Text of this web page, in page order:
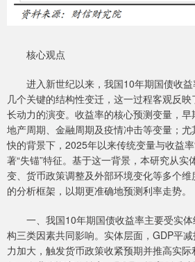
核心观点
进入新世纪以来，我国10年期国债收益
几个关键的结构性变迁，这一过程客观反
长动力的演变。收益率的核心预测变量，
地产周期、金融周期及疫情冲击等变量；
快的背景下，2025年以来传统变量与收益
著“失锚”特征。基于这一背景，本研究从实
变、货币政策调整及外部环境变化等多个
的分析框架，以期更准确地预测利率走势。
一、我国10年期国债收益率主要受实体
构三类因素共同影响。实体层面，GDP平
力加大，触发货币政策收紧预期并推高实